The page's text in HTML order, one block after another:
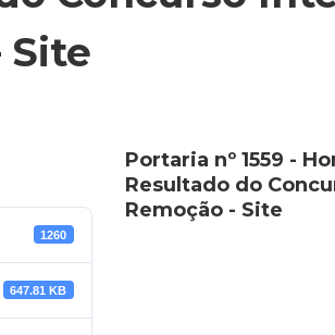
Site
1260
647.81 KB
Portaria nº 1559 -
Resultado do
Remoção - Site